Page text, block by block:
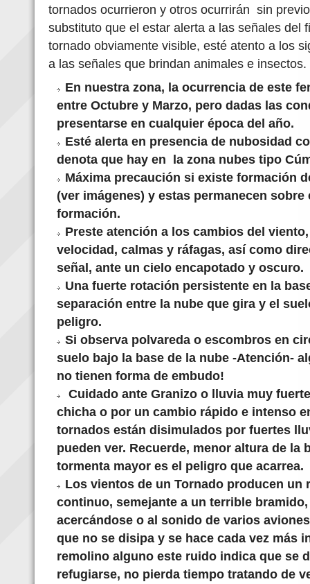
tornados ocurrieron y otros ocurrirán sin
substituto que el estar alerta a las señales del
tornado obviamente visible, esté atento a los
a las señales que brindan animales e insectos.
En nuestra zona, la ocurrencia de este
entre Octubre y Marzo, pero dadas las
presentarse en cualquier época del año.
Esté alerta en presencia de nubosidad
denota que hay en la zona nubes tipo
Máxima precaución si existe formación
(ver imágenes) y estas permanecen sobre
formación.
Preste atención a los cambios del
velocidad, calmas y ráfagas, así como
señal, ante un cielo encapotado y oscuro.
Una fuerte rotación persistente en la
separación entre la nube que gira y el
peligro.
Si observa polvareda o escombros en
suelo bajo la base de la nube -Atención-
no tienen forma de embudo!
Cuidado ante Granizo o lluvia muy
chicha o por un cambio rápido e intenso
tornados están disimulados por fuertes
pueden ver. Recuerde, menor altura de la
tormenta mayor es el peligro que acarrea.
Los vientos de un Tornado producen un
continuo, semejante a un terrible
acercándose o al sonido de varios
que no se disipa y se hace cada vez más
remolino alguno este ruido indica que se
refugiarse, no pierda tiempo tratando de